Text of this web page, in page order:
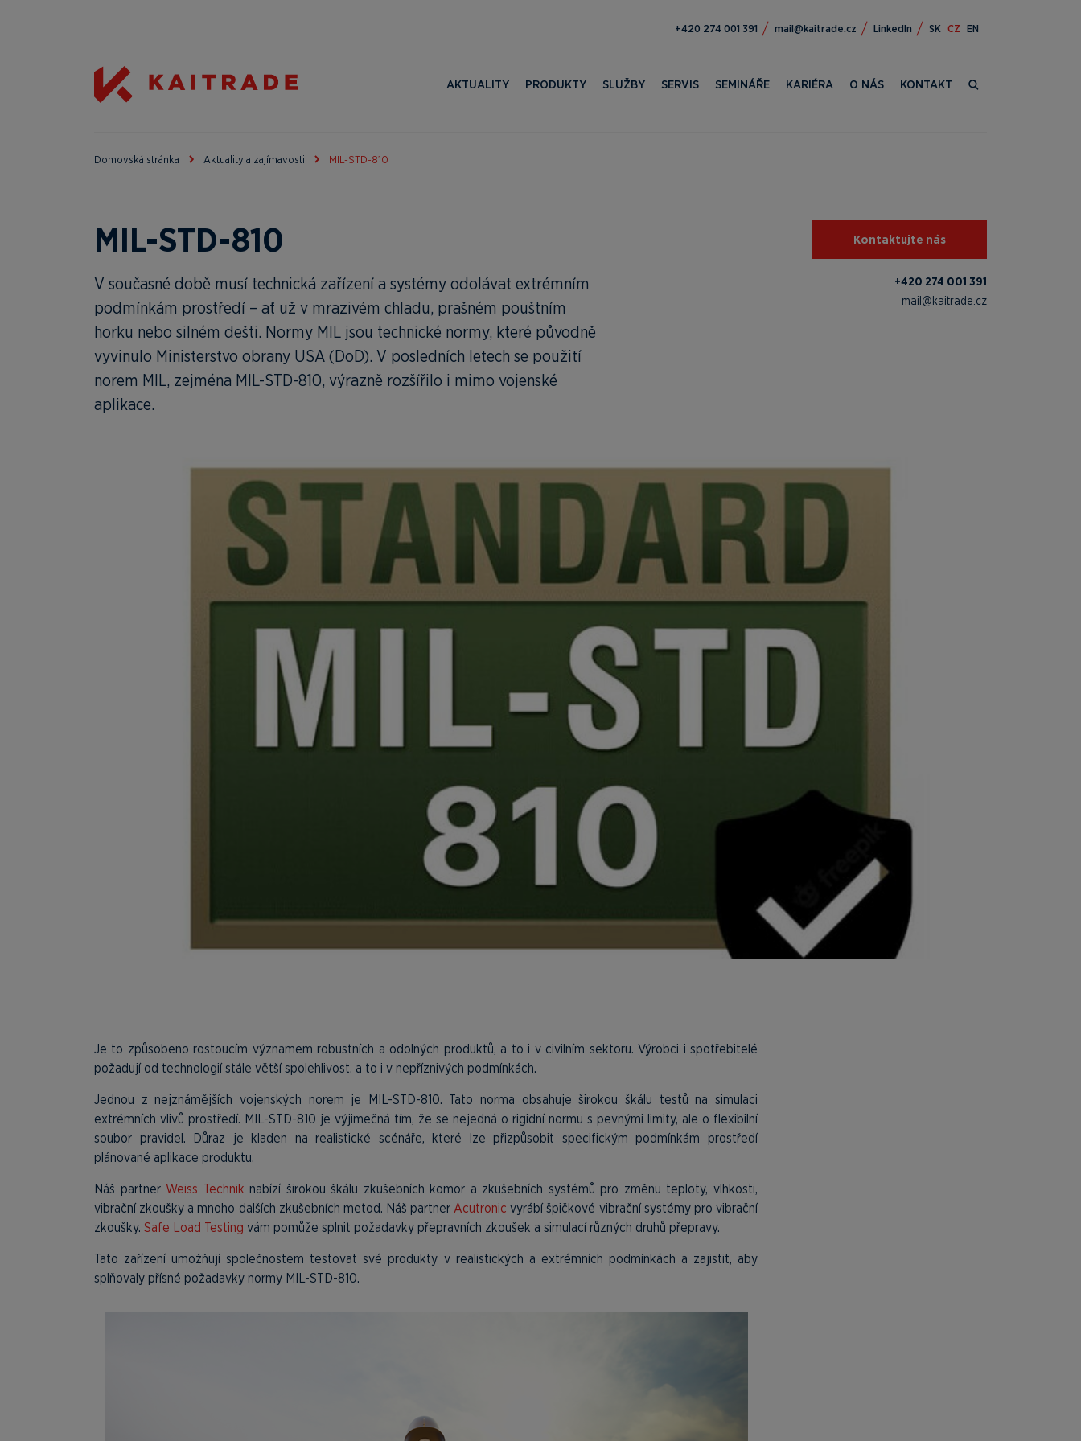
193 100 472 024+ zc.edartiak@liam LinkedIn SK CZ EN
AKTUALITY PRODUKTY SLUŽBY SERVIS SEMINÁŘE KARIÉRA O NÁS KONTAKT
Domovská stránka Aktuality a zajímavosti MIL-STD-810
MIL-STD-810
V současné době musí technická zařízení a systémy odolávat extrémním
podmínkám prostředí – ať už v mrazivém chladu, prašném pouštním
horku nebo silném dešti. Normy MIL jsou technické normy, které původně
vyvinulo Ministerstvo obrany USA (DoD). V posledních letech se použití
norem MIL, zejména MIL-STD-810, výrazně rozšířilo i mimo vojenské
aplikace.
Kontaktujte nás
+420 274 001 391
mail@kaitrade.cz
Je to způsobeno rostoucím významem robustních a odolných produktů, a to i v civilním sektoru. Výrobci i spotřebitelé
požadují od technologií stále větší spolehlivost, a to i v nepříznivých podmínkách.
Jednou z nejznámějších vojenských norem je MIL-STD-810. Tato norma obsahuje širokou škálu testů na simulaci
extrémních vlivů prostředí. MIL-STD-810 je výjimečná tím, že se nejedná o rigidní normu s pevnými limity, ale o flexibilní
soubor pravidel. Důraz je kladen na realistické scénáře, které lze přizpůsobit specifickým podmínkám prostředí
plánované aplikace produktu.
Náš partnerWeiss Technik nabízí širokou škálu zkušebních komor a zkušebních systémů pro změnu teploty, vlhkosti,
vibrační zkoušky a mnoho dalších zkušebních metod. Náš partnerAcutronic vyrábí špičkové vibrační systémy pro vibrační
zkoušky. Safe Load Testing vám pomůže splnit požadavky přepravních zkoušek a simulací různých druhů přepravy.
Tato zařízení umožňují společnostem testovat své produkty v realistických a extrémních podmínkách a zajistit, aby
splňovaly přísné požadavky normy MIL-STD-810.